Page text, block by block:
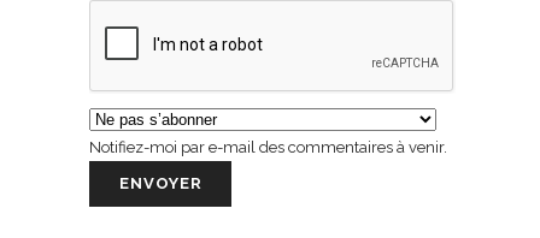
Notifiez-moi par e-mail des commentaires à venir.